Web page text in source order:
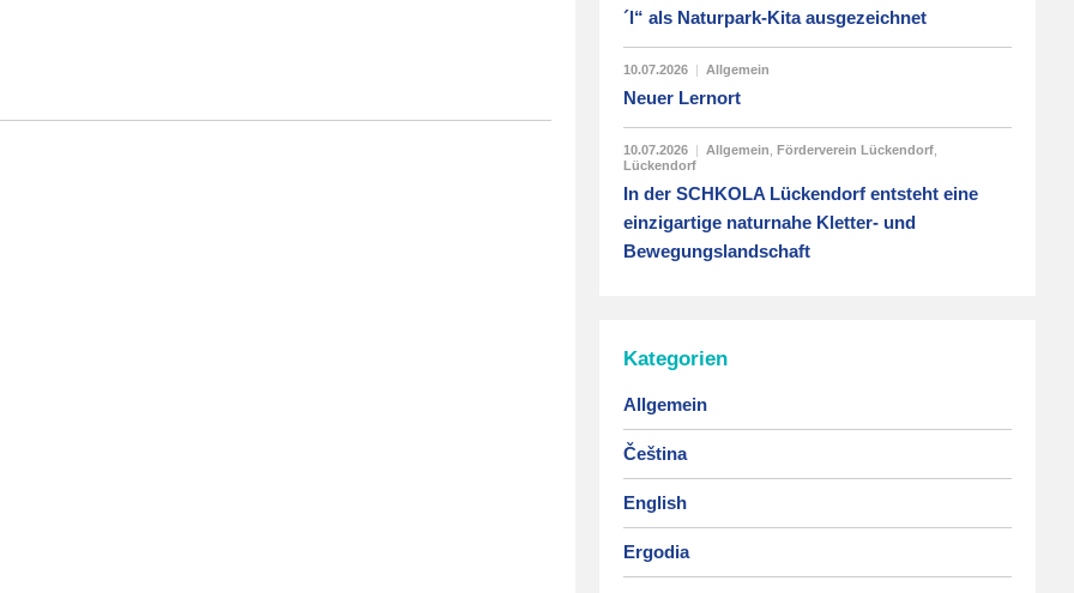
´l“ als Naturpark-Kita ausgezeichnet
10.07.2026 | Allgemein
Neuer Lernort
10.07.2026 | Allgemein Förderverein Lückendorf
Lückendorf
In der SCHKOLA Lückendorf entsteht eine
einzigartige naturnahe Kletter- und
Bewegungslandschaft
Kategorien
Allgemein
Čeština
English
Ergodia